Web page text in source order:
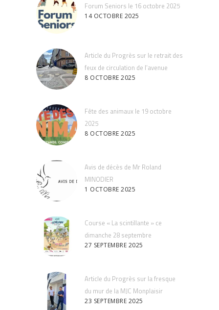
Forum Seniors le 16 octobre 2025
14 OCTOBRE 2025
Article du Progrès sur le retrait des
feux de circulation de l’avenue
8 OCTOBRE 2025
Fête des animaux le 19 octobre
2025
8 OCTOBRE 2025
Avis de décès de Mr Roland
MINODIER
1 OCTOBRE 2025
Course « La scintillante » ce
dimanche 28 septembre
27 SEPTEMBRE 2025
Article du Progrès sur la fresque
du mur de la MJC Monplaisir
23 SEPTEMBRE 2025